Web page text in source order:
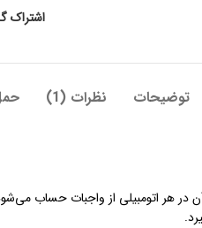
اشتراک
توضیحات نظرات (1)
هر اتومبیلی از واجبات حساب می‌شود